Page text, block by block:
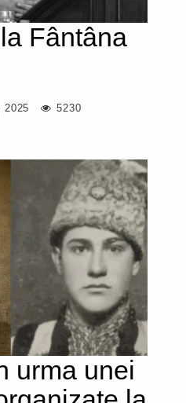
Fântâna
2025 5230
urma unei